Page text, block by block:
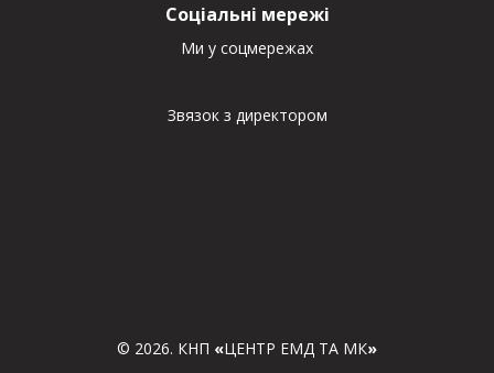
Соціальні мережі
Ми у соцмережах
Звязок з директором
© 2026. КНП «ЦЕНТР ЕМД ТА МК»